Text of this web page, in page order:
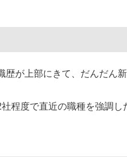
が上部にきて、だんだん
程度で直近の職種を強調し